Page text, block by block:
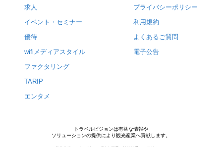
求人
イベント・セミナー
優待
wifiメディアスタイル
ファクタリング
TARIP
エンタメ
プライバシーポリシー
利用規約
よくあるご質問
電子公告
トラベルビジョンは有益な情報や
ソリューションの提供により観光産業へ貢献します。